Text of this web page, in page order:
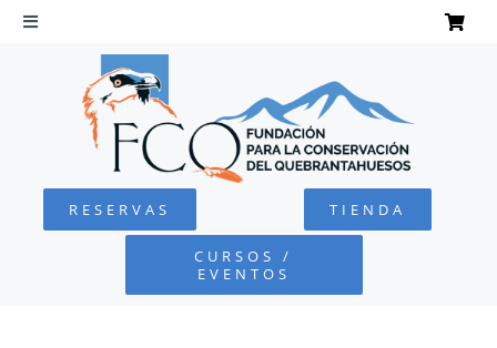
Saltar
Toggle
Navigation
QUEBRANTAHUESOS
FUNDACIÓN
RESERVAS TIENDA
CURSOS /
EVENTOS